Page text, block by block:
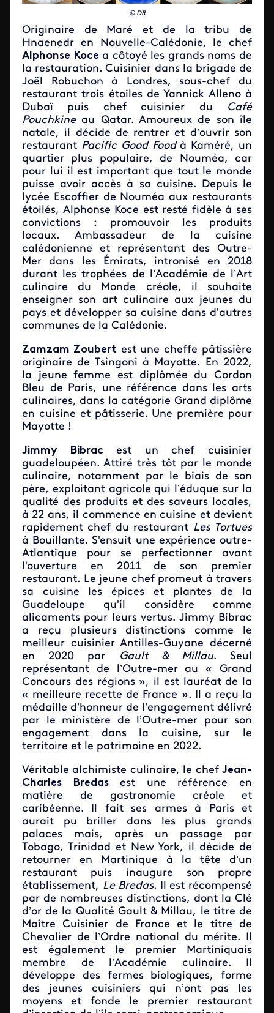
© DR
Originaire de Maré et de la tribu de
Hnaenedr en Nouvelle-Calédonie, le chef
Alphonse Koce a côtoyé les grands noms de
la restauration. Cuisinier dans la brigade de
Joël Robuchon à Londres, sous-chef du
restaurant trois étoiles de Yannick Alleno à
Dubaï puis chef cuisinier du
Café
Pouchkineau Qatar. Amoureux de son île
natale, il décide de rentrer et d’ouvrir son
restaurant Pacific Good Foodà Kaméré, un
quartier plus populaire, de Nouméa, car
pour lui il est important que tout le monde
puisse avoir accès à sa cuisine. Depuis le
lycée Escoffier de Nouméa aux restaurants
étoilés, Alphonse Koce est resté fidèle à ses
convictions : promouvoir les produits
locaux. Ambassadeur de la cuisine
calédonienne et représentant des Outre-
Mer dans les Émirats, intronisé en 2018
durant les trophées de l’Académie de l’Art
culinaire du Monde créole, il souhaite
enseigner son art culinaire aux jeunes du
pays et développer sa cuisine dans d’autres
communes de la Calédonie.
Zamzam Zoubert est une cheffe pâtissière
originaire de Tsingoni à Mayotte. En 2022,
la jeune femme est diplômée du Cordon
Bleu de Paris, une référence dans les arts
culinaires, dans la catégorie Grand diplôme
en cuisine et pâtisserie. Une première pour
Mayotte !
Jimmy Bibracest un chef cuisinier
guadeloupéen. Attiré très tôt par le monde
culinaire, notamment par le biais de son
père, exploitant agricole qui l’éduque sur la
qualité des produits et des saveurs locales,
à 22 ans, il commence en cuisine et devient
rapidement chef du restaurant Les Tortues
à Bouillante. S'ensuit une expérience outre-
Atlantique pour se perfectionner avant
l'ouverture en 2011 de son premier
restaurant. Le jeune chef promeut à travers
sa cuisine les épices et plantes de la
Guadeloupe qu'il considère comme
alicaments pour leurs vertus. Jimmy Bibrac
a reçu plusieurs distinctions comme le
meilleur cuisinier Antilles-Guyane décerné
en 2020 par
Gault & Millau. Seul
représentant de l’Outre-mer au « Grand
Concours des régions », il est lauréat de la
« meilleure recette de France ». Il a reçu la
médaille d’honneur de l’engagement délivré
par le ministère de l’Outre-mer pour son
engagement dans la cuisine, sur le
territoire et le patrimoine en 2022.
Véritable alchimiste culinaire, le chef Jean-
Charles Bredasest une référence en
matière de gastronomie créole et
caribéenne. Il fait ses armes à Paris et
aurait pu briller dans les plus grands
palaces mais, après un passage par
Tobago, Trinidad et New York, il décide de
retourner en Martinique à la tête d’un
restaurant puis inaugure son propre
établissement, Le Bredas. Il est récompensé
par de nombreuses distinctions, dont la Clé
d’or de la Qualité Gault & Millau, le titre de
Maître Cuisinier de France et le titre de
Chevalier de l’Ordre national du mérite. Il
est également le premier Martiniquais
membre de l’Académie culinaire. Il
développe des fermes biologiques, forme
des jeunes cuisiniers qui n’ont pas les
moyens et fonde le premier restaurant